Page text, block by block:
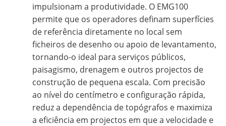
impulsionam a produtividade. O EMG100
permite que os operadores definam superfícies
de referência diretamente no local sem
ficheiros de desenho ou apoio de levantamento,
tornando-o ideal para serviços públicos,
paisagismo, drenagem e outros projectos de
construção de pequena escala. Com precisão
ao nível do centímetro e configuração rápida,
reduz a dependência de topógrafos e maximiza
a eficiência em projectos em que a velocidade e